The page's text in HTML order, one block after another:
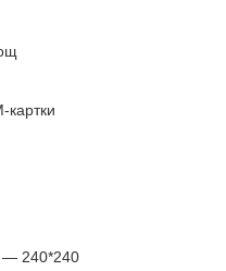
картки
— 240*240